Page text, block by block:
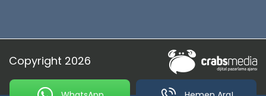
Copyright 2026